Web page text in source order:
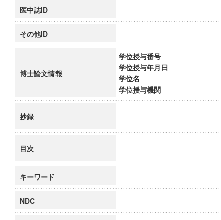
医中誌ID
その他ID
博士論文情報
学位授与番号
学位授与年月日
学位名
学位授与機関
抄録
目次
キーワード
NDC